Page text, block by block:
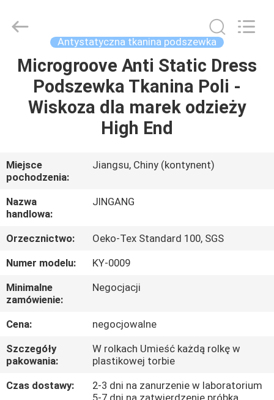
DOM
PRODUKTY
NAS
WYCIECZKA
PO
FABRYCE
KONTROLA
JAKOŚCI
SKONTAKTUJ
SIĘ
Z
Textile
Co.,Ltd.
Antystatyczna tkanina podszewka
Microgroove Anti Static Dress
Podszewka Tkanina Poli -
Wiskoza dla marek odzieży
High End
Miejsce
pochodzenia:
Jiangsu, Chiny (kontynent)
Nazwa
handlowa:
JINGANG
Orzecznictwo:
Oeko-Tex Standard 100, SGS
Numer modelu:
KY-0009
Minimalne
zamówienie:
Negocjacji
Cena:
negocjowalne
Szczegóły
pakowania:
W rolkach Umieść każdą rolkę w
plastikowej torbie
Czas dostawy:
2-3 dni na zanurzenie w laboratorium